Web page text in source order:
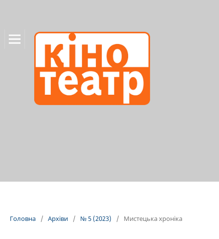
Головна / Архіви / № 5 (2023) / Мистецька хроніка